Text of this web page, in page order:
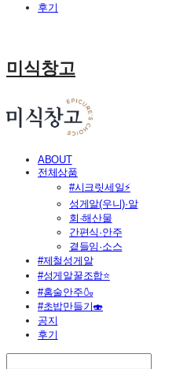
후기
미식창고
ABOUT
전체상품
#시크릿세일⚡
성게알(우니)·알
회·해산물
간편식·안주
곁들임·소스
#제철성게알
#성게알꿀조합⭐
#홈술안주🍶
#초밥만들기🍣
공지
후기